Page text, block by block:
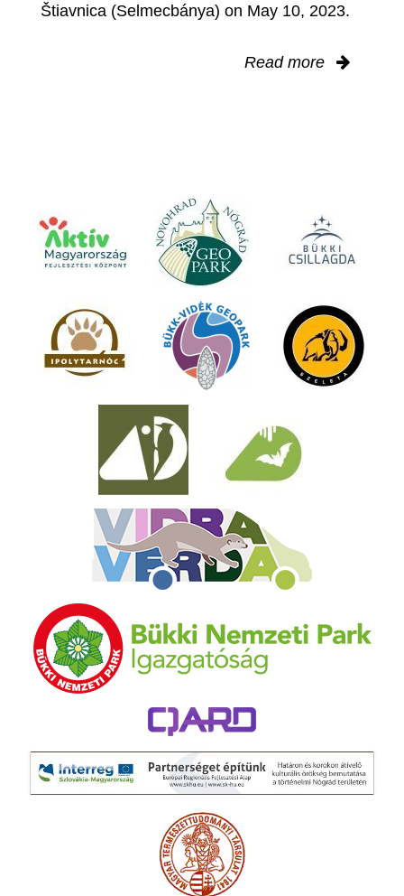
Štiavnica (Selmecbánya) on May 10, 2023.
Read more